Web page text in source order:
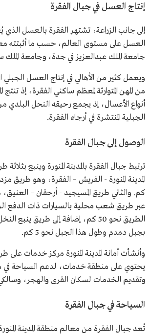
إنتاج العسل في جبال الفقرة
إلى جانب الزراعة، تشتهر الفقرة بالعسل الذي
العسل على مستوى العالم، حسب ما أثبتته
جامعة الملك عبدالعزيز في جدة، وجامعة
ويعمل كثير من الأهالي في إنتاج العسل
من المهن المتوارثة لمعظم ساكني الفقرة، إذ تنتج
أنواع الأعسال، إذ يجمع رحيقه النحل البلدي
الجبلية المنتشرة في أرجاء الفقرة.
الوصول إلى جبال الفقرة
ترتبط جبال الفقرة بالمدينة المنورة وينبع
كم. والثاني طريق المسيجيد - أرحقان –
عبر طريق شعب محلية بالسيارات ذات الدفع
الطريق نحو 50 كم، إضافة إلى طريق
بجبل دمدم وطول هذا الجبل نحو 5 كم.
وأنشأت أمانة المدينة المنورة مركز خدمات على
يحتوي على منطقة خدمات، لدعم السياحة في
وتقديم الخدمات لسكان القرى والهجر،
السياحة في جبال الفقرة
تُعد جبال الفقرة من معالم منطقة المدينة